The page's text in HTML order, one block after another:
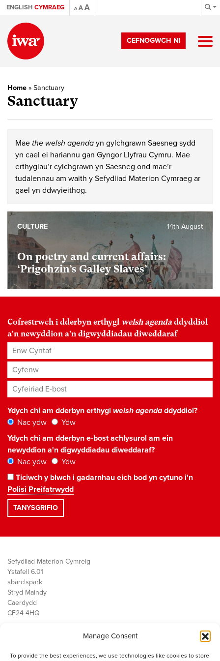
Manage Consent
To provide the best experiences, we use technologies like cookies to store
ENGLISH CYMRAEG A AA
CEFNOGWCH NI
Home » Sanctuary
Sanctuary
Mae the welsh agenda yn gylchgrawn Saesneg sydd
yn cael ei hariannu gan Gyngor Llyfrau Cymru. Mae
erthyglau’r cylchgrawn yn Saesneg ond mae’r
tudalennau am waith y Sefydliad Materion Cymraeg ar
gael yn ddwyieithog.
On poetry and current affairs:
‘Prigohzin’s Galley Slaves’
14th August
CULTURE
Cofrestrwch i dderbyn erthygl welsh agenda ddyddiol
a'n newyddion a'n digwyddiadau diweddaraf
Enw Cyntaf
Cyfenw
Cyfeiriad E-bost*
Ydych chi am dderbyn erthygl welsh agendaddyddiol?
Nac ydw
Ydw
Ydych chi am dderbyn e-bost achlysurol am ein
newyddion a'n digwyddiadau diweddaraf?
Nac ydw
Ydw
Ticiwch y blwch i gadarnhau eich bod yn cytuno i'n
Polisi Preifatrwydd
Sefydliad Materion Cymreig
Ystafell 6.01
sbarc|spark
Stryd Maindy
Caerdydd
CF24 4HQ
Public Services